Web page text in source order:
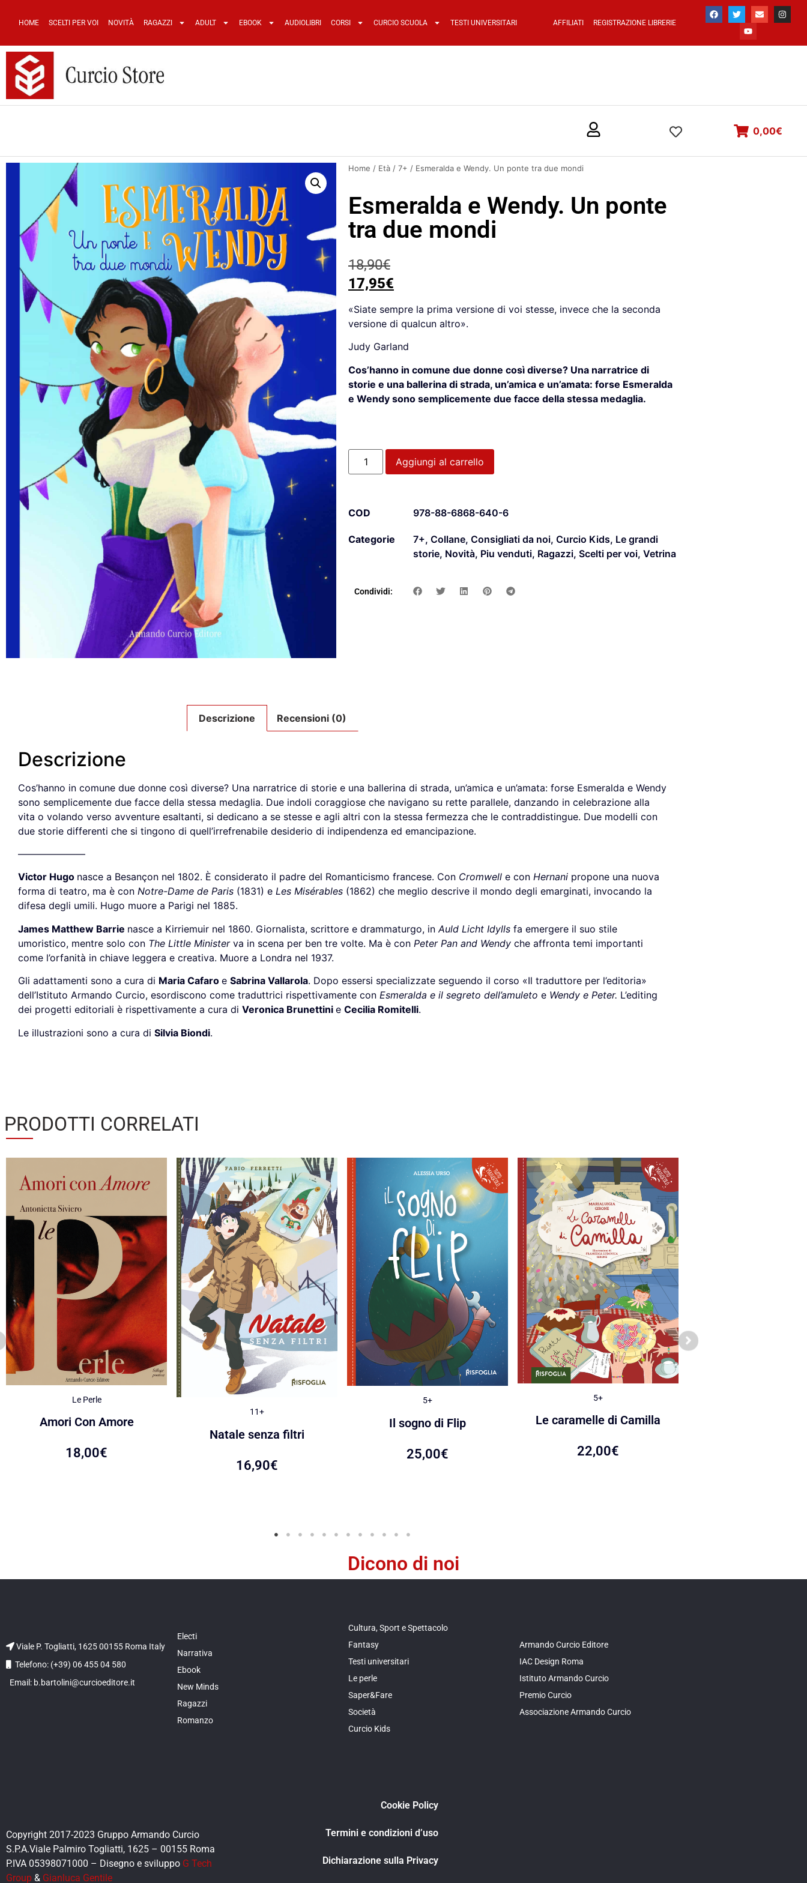
HOME SCELTI PER VOI NOVITÀ RAGAZZI ADULT EBOOK AUDIOLIBRI CORSI CURCIO SCUOLA TESTI UNIVERSITARI AFFILIATI REGISTRAZIONE LIBRERIE
0,00€
Home / Età / 7+ / Esmeralda e Wendy. Un ponte tra due mondi
Esmeralda e Wendy. Un ponte
tra due mondi
18,90€
17,95€
«Siate sempre la prima versione di voi stesse, invece che la seconda
versione di qualcun altro».
Judy Garland
Cos’hanno in comune due donne così diverse? Una narratrice di
storie e una ballerina di strada, un’amica e un’amata: forse Esmeralda
e Wendy sono semplicemente due facce della stessa medaglia.
Aggiungi al carrello
COD 978-88-6868-640-6
Categorie 7+, Collane, Consigliati da noi, Curcio Kids, Le grandi
storie, Novità, Piu venduti, Ragazzi, Scelti per voi, Vetrina
Condividi:
Descrizione Recensioni (0)
Descrizione
Cos’hanno in comune due donne così diverse? Una narratrice di storie e una ballerina di strada, un’amica e un’amata: forse Esmeralda e Wendy
sono semplicemente due facce della stessa medaglia. Due indoli coraggiose che navigano su rette parallele, danzando in celebrazione alla
vita o volando verso avventure esaltanti, si dedicano a se stesse e agli altri con la stessa fermezza che le contraddistingue. Due modelli con
due storie differenti che si tingono di quell’irrefrenabile desiderio di indipendenza ed emancipazione.
———————
Victor Hugo nasce a Besançon nel 1802. È considerato il padre del Romanticismo francese. Con Cromwell e con Hernani propone una nuova
forma di teatro, ma è con Notre-Dame de Paris (1831) e Les Misérables (1862) che meglio descrive il mondo degli emarginati, invocando la
difesa degli umili. Hugo muore a Parigi nel 1885.
James Matthew Barrie nasce a Kirriemuir nel 1860. Giornalista, scrittore e drammaturgo, in Auld Licht Idylls fa emergere il suo stile
umoristico, mentre solo con The Little Minister va in scena per ben tre volte. Ma è con Peter Pan and Wendy che affronta temi importanti
come l’orfanità in chiave leggera e creativa. Muore a Londra nel 1937.
Gli adattamenti sono a cura di Maria Cafaro e Sabrina Vallarola. Dopo essersi specializzate seguendo il corso «Il traduttore per l’editoria»
dell’Istituto Armando Curcio, esordiscono come traduttrici rispettivamente con Esmeralda e il segreto dell’amuleto e Wendy e Peter. L’editing
dei progetti editoriali è rispettivamente a cura di Veronica Brunettini e Cecilia Romitelli.
Le illustrazioni sono a cura di Silvia Biondi.
PRODOTTI CORRELATI
Le Perle
Amori Con Amore
18,00€
11+
Natale senza filtri
16,90€
5+
Il sogno di Flip
25,00€
5+
Le caramelle di Camilla
22,00€
Dicono di noi
Viale P. Togliatti, 1625 00155 Roma Italy
Telefono: (+39) 06 455 04 580
Email: b.bartolini@curcioeditore.it
Electi
Narrativa
Ebook
New Minds
Ragazzi
Romanzo
Cultura, Sport e Spettacolo
Fantasy
Testi universitari
Le perle
Saper&Fare
Società
Curcio Kids
Armando Curcio Editore
IAC Design Roma
Istituto Armando Curcio
Premio Curcio
Associazione Armando Curcio
Copyright 2017-2023 Gruppo Armando Curcio
S.P.A.Viale Palmiro Togliatti, 1625 – 00155 Roma
P.IVA 05398071000 – Disegno e sviluppo G Tech
Group & Gianluca Gentile
Cookie Policy
Termini e condizioni d’uso
Dichiarazione sulla Privacy